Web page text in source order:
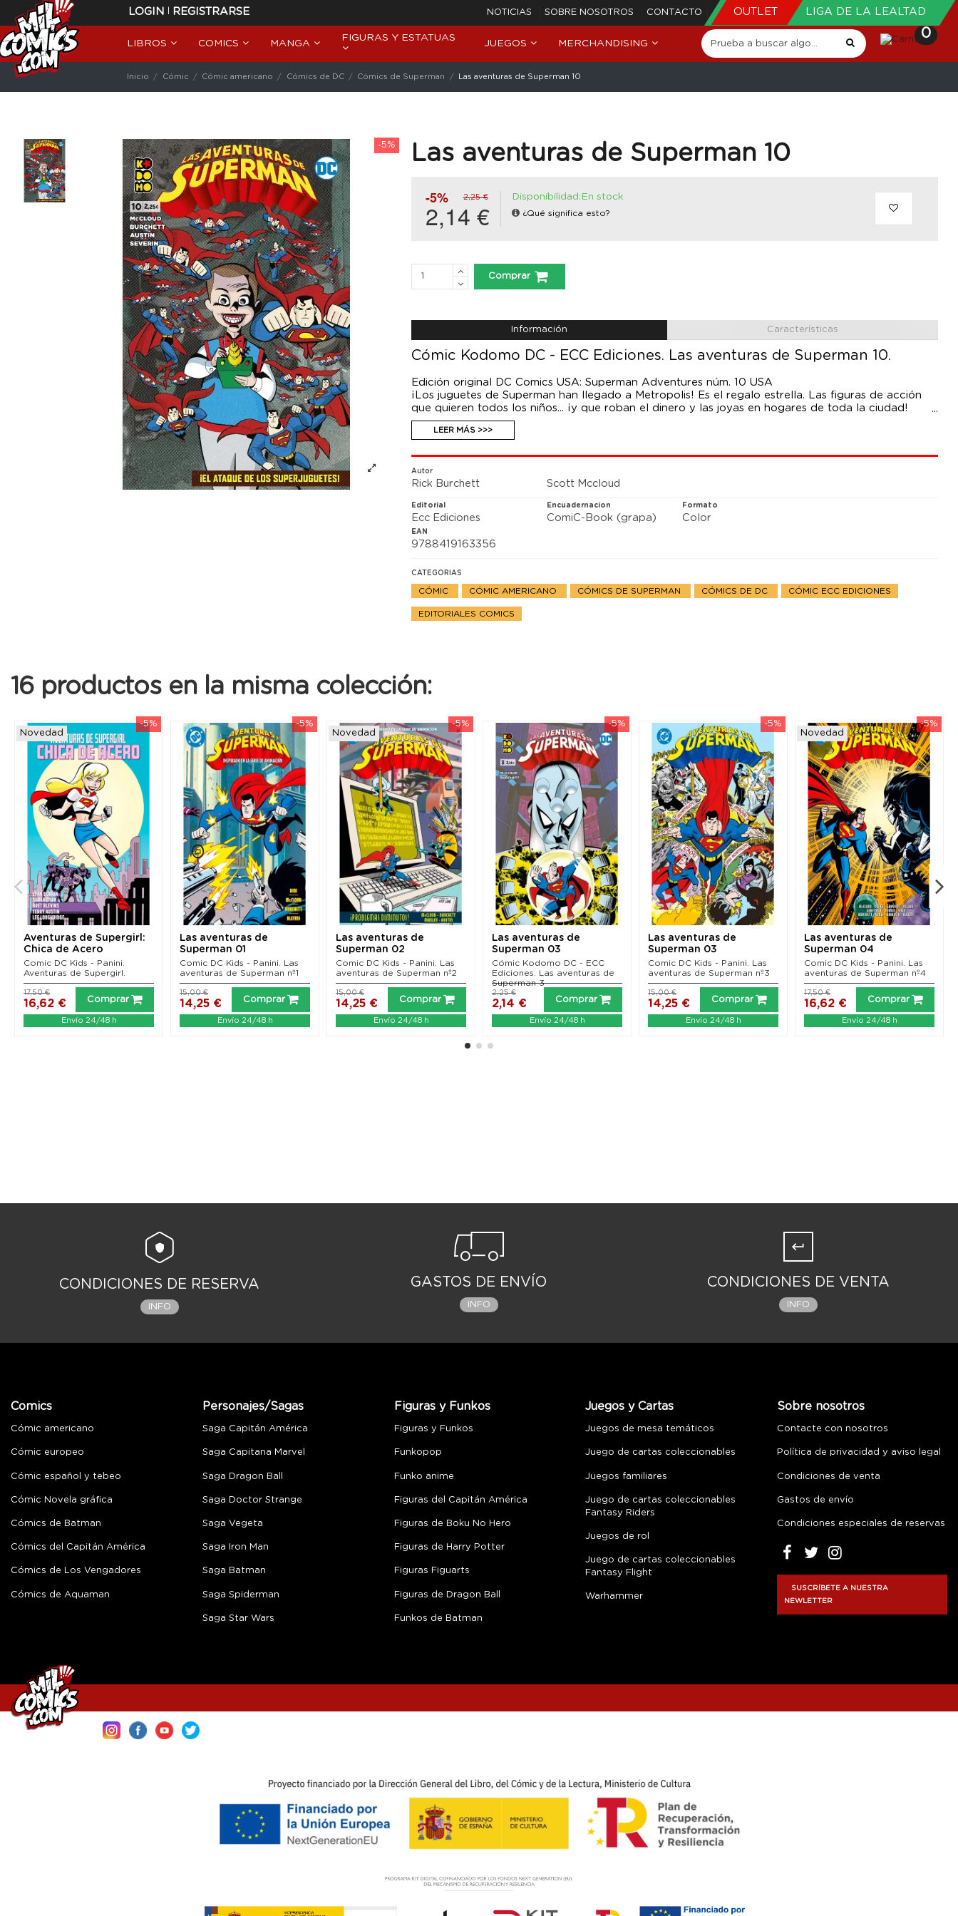
LOGIN | REGISTRARSE NOTICIAS SOBRE NOSOTROS CONTACTO OUTLET LIGA DE LA LEALTAD
LIBROS COMICS MANGA
FIGURAS Y ESTATUAS
JUEGOS MERCHANDISING
0
Inicio Cómic Cómic americano Cómics de DC Cómics de Superman Las aventuras de Superman 10
-5% Las aventuras de Superman 10
-5% 2,25 €
2,14 €
Disponibilidad:En stock
¿Qué significa esto?
Comprar
Información Características
Cómic Kodomo DC - ECC Ediciones. Las aventuras de Superman 10.
Edición original DC Comics USA: Superman Adventures núm. 10 USA
¡Los juguetes de Superman han llegado a Metropolis! Es el regalo estrella. Las figuras de acción
que quieren todos los niños... ¡y que roban el dinero y las joyas en hogares de toda la ciudad!
Estos juguetes están jugando a un juego muy peligroso.
LEER MÁS >>>
Autor
Rick Burchett Scott Mccloud
Editorial
Ecc Ediciones
Encuadernacion
ComiC-Book (grapa)
Formato
Color
EAN
9788419163356
CATEGORIAS
CÓMIC CÓMIC AMERICANO CÓMICS DE SUPERMAN CÓMICS DE DC CÓMIC ECC EDICIONES
EDITORIALES COMICS
16 productos en la misma colección:
-5%
Novedad
Aventuras de Supergirl:
Chica de Acero
Comic DC Kids - Panini.
Aventuras de Supergirl.
16,62 €
17,50 €
Comprar
Envío 24/48 h
-5%
Las aventuras de
Superman 01
Comic DC Kids - Panini. Las
aventuras de Superman nº1
14,25 €
15,00 €
Comprar
Envío 24/48 h
-5%
Novedad
Las aventuras de
Superman 02
Comic DC Kids - Panini. Las
aventuras de Superman nº2
14,25 €
15,00 €
Comprar
Envío 24/48 h
-5%
Las aventuras de
Superman 03
Cómic Kodomo DC - ECC
Ediciones. Las aventuras de
Superman 3
2,14 €
2,25 €
Comprar
Envío 24/48 h
-5%
Las aventuras de
Superman 03
Comic DC Kids - Panini. Las
aventuras de Superman nº3
14,25 €
15,00 €
Comprar
Envío 24/48 h
-5%
Novedad
Las aventuras de
Superman 04
Comic DC Kids - Panini. Las
aventuras de Superman nº4
16,62 €
17,50 €
Comprar
Envío 24/48 h
CONDICIONES DE RESERVA
INFO
GASTOS DE ENVÍO
INFO
CONDICIONES DE VENTA
INFO
Comics
Cómic americano
Cómic europeo
Cómic español y tebeo
Cómic Novela gráfica
Cómics de Batman
Cómics del Capitán América
Cómics de Los Vengadores
Cómics de Aquaman
Personajes/Sagas
Saga Capitán América
Saga Capitana Marvel
Saga Dragon Ball
Saga Doctor Strange
Saga Vegeta
Saga Iron Man
Saga Batman
Saga Spiderman
Saga Star Wars
Figuras y Funkos
Figuras y Funkos
Funkopop
Funko anime
Figuras del Capitán América
Figuras de Boku No Hero
Figuras de Harry Potter
Figuras Figuarts
Figuras de Dragon Ball
Funkos de Batman
Juegos y Cartas
Juegos de mesa temáticos
Juego de cartas coleccionables
Juegos familiares
Juego de cartas coleccionables
Fantasy Riders
Juegos de rol
Juego de cartas coleccionables
Fantasy Flight
Warhammer
Sobre nosotros
Contacte con nosotros
Política de privacidad y aviso legal
Condiciones de venta
Gastos de envío
Condiciones especiales de reservas
SUSCRÍBETE A NUESTRA
NEWLETTER